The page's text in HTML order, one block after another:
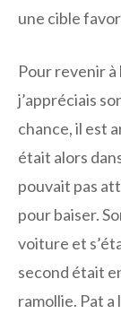
une cible
Pour revenir à
j’appréciais
chance, il est
était alors
pouvait pas
pour baiser.
voiture et
second était
ramollie. Pat